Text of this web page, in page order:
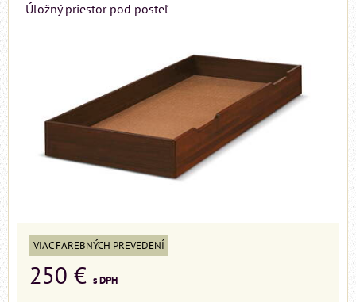
Úložný priestor pod posteľ
VIAC FAREBNÝCH PREVEDENÍ
250 € s DPH